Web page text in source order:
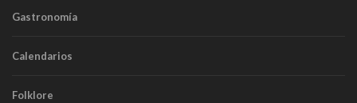
Gastronomía
Calendarios
Folklore